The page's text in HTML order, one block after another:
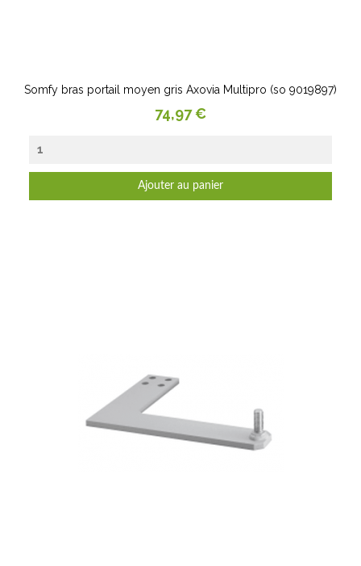
Somfy bras portail moyen gris Axovia Multipro (so 9019897)
Prix
74,97 €
Ajouter au panier